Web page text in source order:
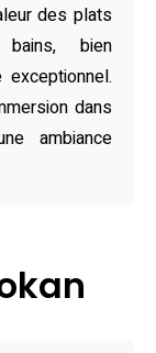
séduire par le
traditionnelle
proximité, les
découvrir des
italiennes au
chez
des plats
bien
exceptionnel.
dans
ambiance